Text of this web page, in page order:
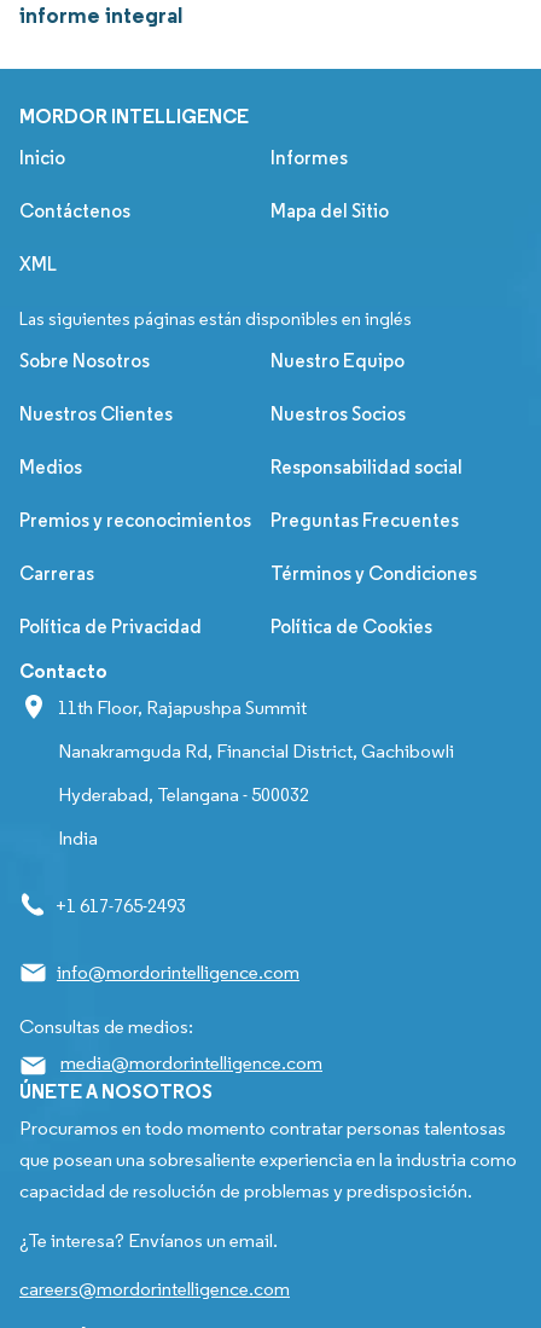
informe integral
MORDOR INTELLIGENCE
Inicio Informes
Contáctenos Mapa del Sitio
XML
Las siguientes páginas están disponibles en inglés
Sobre Nosotros Nuestro Equipo
Nuestros Clientes Nuestros Socios
Medios Responsabilidad social
Premios y reconocimientos Preguntas Frecuentes
Carreras Términos y Condiciones
Política de Privacidad Política de Cookies
Contacto
11th Floor, Rajapushpa Summit
Nanakramguda Rd, Financial District, Gachibowli
Hyderabad, Telangana - 500032
India
+1 617-765-2493
info@mordorintelligence.com
Consultas de medios:
media@mordorintelligence.com
ÚNETE A NOSOTROS
Procuramos en todo momento contratar personas talentosas
que posean una sobresaliente experiencia en la industria como
capacidad de resolución de problemas y predisposición.
¿Te interesa? Envíanos un email.
careers@mordorintelligence.com